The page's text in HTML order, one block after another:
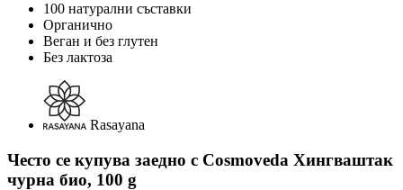
100 натурални съставки
Органично
Веган и без глутен
Без лактоза
Rasayana
Често се купува заедно с Cosmoveda Хингваштак
чурна био, 100 g